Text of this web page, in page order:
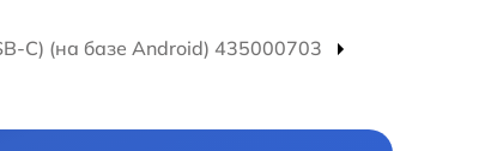
C) (на базе Android) 435000703